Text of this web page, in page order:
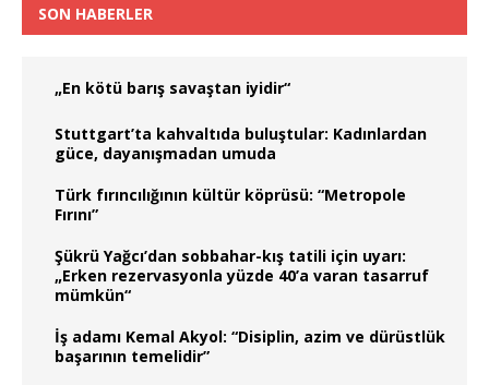
SON HABERLER
„En kötü barış savaştan iyidir“
Stuttgart’ta kahvaltıda buluştular: Kadınlardan
güce, dayanışmadan umuda
Türk fırıncılığının kültür köprüsü: “Metropole
Fırını”
Şükrü Yağcı’dan sobbahar-kış tatili için uyarı:
„Erken rezervasyonla yüzde 40’a varan tasarruf
mümkün“
İş adamı Kemal Akyol: “Disiplin, azim ve dürüstlük
başarının temelidir”